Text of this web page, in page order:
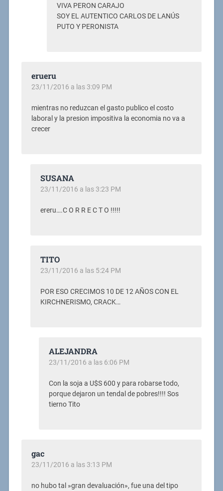
VIVA PERON CARAJO
SOY EL AUTENTICO CARLOS DE LANÚS
PUTO Y PERONISTA
erueru
23/11/2016 a las 3:09 PM
mientras no reduzcan el gasto publico el costo
laboral y la presion impositiva la economia no va a
crecer
SUSANA
23/11/2016 a las 3:23 PM
ereru….C O R R E C T O !!!!!
TITO
23/11/2016 a las 5:24 PM
POR ESO CRECIMOS 10 DE 12 AÑOS CON EL
KIRCHNERISMO, CRACK…
ALEJANDRA
23/11/2016 a las 6:06 PM
Con la soja a U$S 600 y para robarse todo,
porque dejaron un tendal de pobres!!!! Sos
tierno Tito
gac
23/11/2016 a las 3:13 PM
no hubo tal »gran devaluación», fue una del tipo